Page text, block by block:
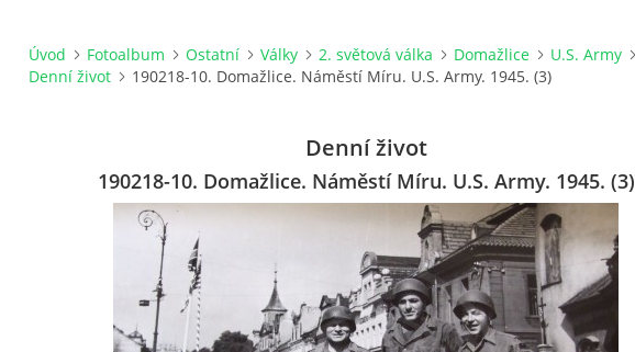
Úvod Fotoalbum Ostatní Války 2. světová válka Domažlice
U.S. Army
Denní život
190218-10. Domažlice. Náměstí Míru. U.S. Army. 1945. (3)
Denní život
190218-10. Domažlice. Náměstí Míru. U.S. Army. 1945. (3)